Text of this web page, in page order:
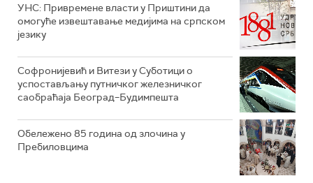
УНС: Привремене власти у Приштини да
омогуће извештавање медијима на српском
језику
Софронијевић и Витези у Суботици о
успостављању путничког железничког
саобраћаја Београд–Будимпешта
Обележено 85 година од злочина у
Пребиловцима